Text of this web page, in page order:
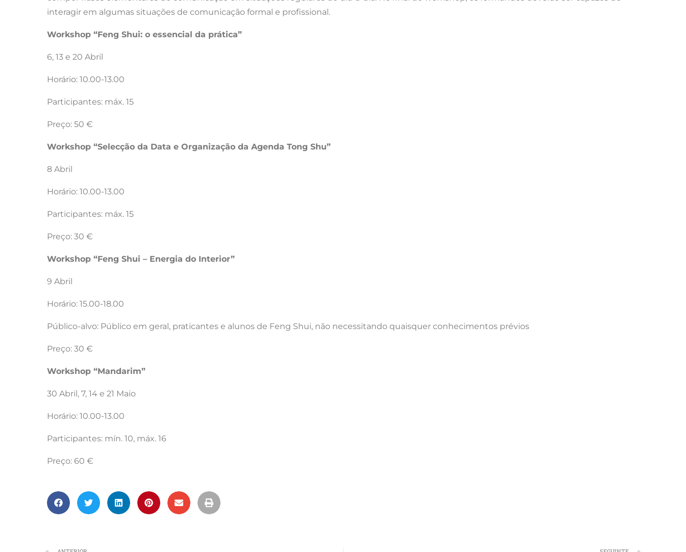
interagir em algumas situações de comunicação formal e profissional.
Workshop “Feng Shui: o essencial da prática”
6, 13 e 20 Abril
Horário: 10.00-13.00
Participantes: máx. 15
Preço: 50 €
Workshop “Selecção da Data e Organização da Agenda Tong Shu”
8 Abril
Horário: 10.00-13.00
Participantes: máx. 15
Preço: 30 €
Workshop “Feng Shui – Energia do Interior”
9 Abril
Horário: 15.00-18.00
Público-alvo: Público em geral, praticantes e alunos de Feng Shui, não necessitando quaisquer conhecimentos prévios
Preço: 30 €
Workshop “Mandarim”
30 Abril, 7, 14 e 21 Maio
Horário: 10.00-13.00
Participantes: mín. 10, máx. 16
Preço: 60 €